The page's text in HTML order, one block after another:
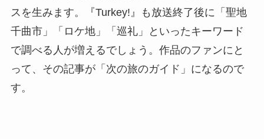
スを生みます。『Turkey!』も放送終了後に「聖地
千曲市」「ロケ地」「巡礼」といったキーワード
で調べる人が増えるでしょう。作品のファンにと
って、その記事が「次の旅のガイド」になるので
す。